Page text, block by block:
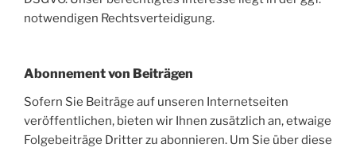
notwendigen Rechtsverteidigung.
Abonnement von Beiträgen
Sofern Sie Beiträge auf unseren Internetseiten
veröffentlichen, bieten wir Ihnen zusätzlich an, etwaige
Folgebeiträge Dritter zu abonnieren. Um Sie über diese